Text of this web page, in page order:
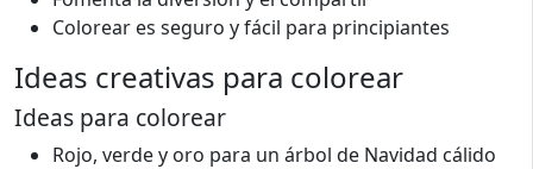
Colorear es seguro y fácil para principiantes
Ideas creativas para colorear
Ideas para colorear
Rojo, verde y oro para un árbol de Navidad cálido